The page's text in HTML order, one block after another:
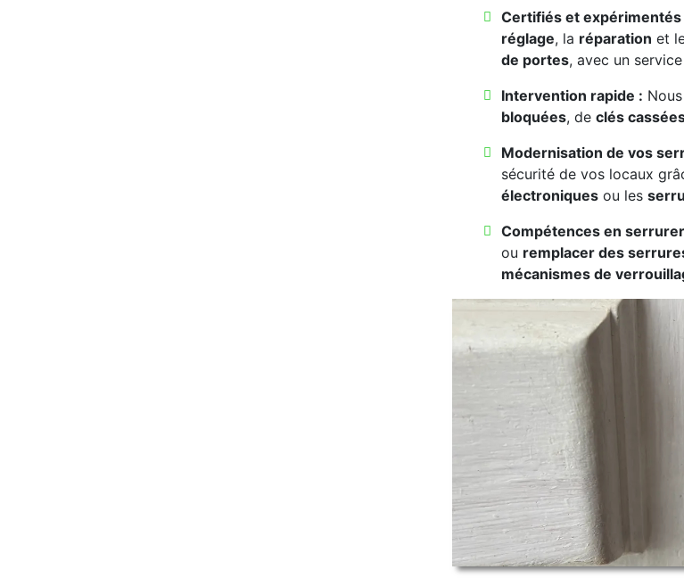
Certifiés et expérimentés
réglage, la réparation et
de portes, avec un
Intervention rapide :
bloquées, de clés
Modernisation de vos
sécurité de vos locaux
électroniques ou les
Compétences en
ou remplacer des
mécanismes de